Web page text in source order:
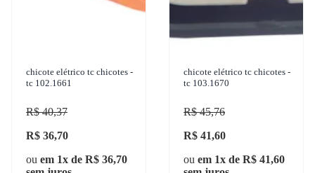
chicote elétrico tc chicotes -
tc 102.1661
R$ 40,37
R$ 36,70
ou em 1x de R$ 36,70
chicote elétrico tc chicotes -
tc 103.1670
R$ 45,76
R$ 41,60
ou em 1x de R$ 41,60